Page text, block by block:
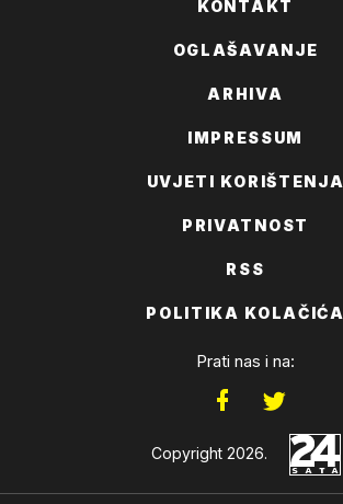
KONTAKT
OGLAŠAVANJE
ARHIVA
IMPRESSUM
UVJETI KORIŠTENJA
PRIVATNOST
RSS
POLITIKA KOLAČIĆA
Prati nas i na:
Copyright 2026.